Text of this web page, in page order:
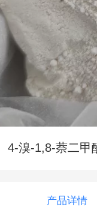
4-溴-1,8-萘二甲
产品详情